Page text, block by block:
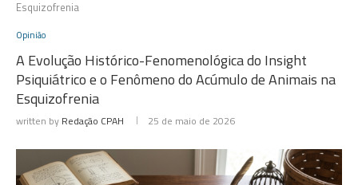
Esquizofrenia
Opinião
A Evolução Histórico-Fenomenológica do Insight
Psiquiátrico e o Fenômeno do Acúmulo de Animais na
Esquizofrenia
written by Redação CPAH 25 de maio de 2026